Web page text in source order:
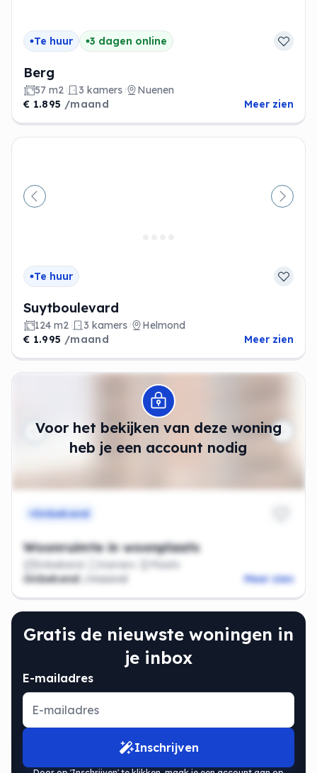
Te huur 3 dagen online
Berg
57 m2 3 kamers
Nuenen
€ 1.895 /maand Meer zien
Vorige
Te huur
Suytboulevard
124 m2 3 kamers
Helmond
€ 1.995 /maand Meer zien
Voor het bekijken van deze woning
heb je een account nodig
Modal openen
Onbekend
Woonruimte in woonplaats
Onbekend Kamers
Plaats
Onbekend
/maand Meer zien
Gratis de nieuwste woningen in
je inbox
E-mailadres
Inschrijven